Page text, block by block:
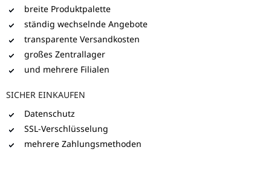
breite Produktpalette
ständig wechselnde Angebote
transparente Versandkosten
großes Zentrallager
und mehrere Filialen
SICHER EINKAUFEN
Datenschutz
SSL-Verschlüsselung
mehrere Zahlungsmethoden